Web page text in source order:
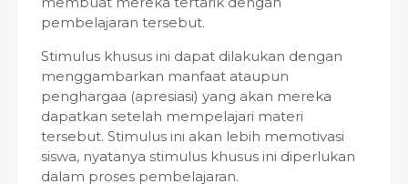
pembelajaran tersebut.
Stimulus khusus ini dapat dilakukan dengan
menggambarkan manfaat ataupun
penghargaa (apresiasi) yang akan mereka
dapatkan setelah mempelajari materi
tersebut. Stimulus ini akan lebih memotivasi
siswa, nyatanya stimulus khusus ini diperlukan
dalam proses pembelajaran.